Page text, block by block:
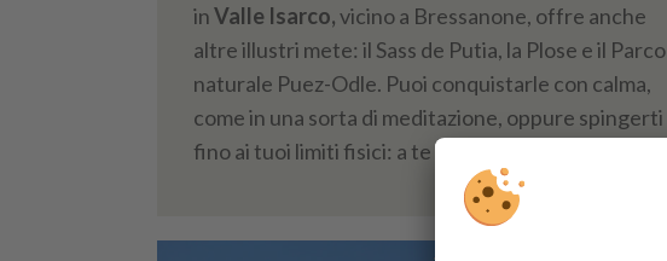
inValle Isarco,vicino a Bressanone, offre anche
altre illustri mete: il Sass de Putia, la Plose e il Parco
naturale Puez-Odle. Puoi conquistarle con calma,
come in una sorta di meditazione, oppure spingerti
fino ai tuoi limiti fisici: a te la scelta.